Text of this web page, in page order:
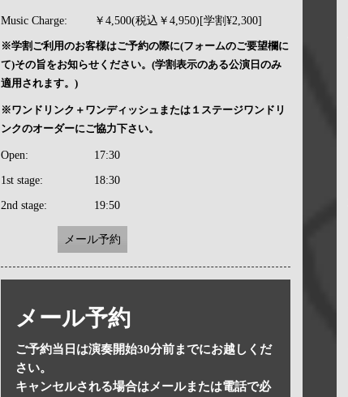
Music Charge: ￥4,500(税込￥4,950)[学割¥2,300]
※学割ご利用のお客様はご予約の際に(フォームのご要望欄に
て)その旨をお知らせください。(学割表示のある公演日のみ
適用されます。)
※ワンドリンク＋ワンディッシュまたは１ステージワンドリ
ンクのオーダーにご協力下さい。
Open: 17:30
1st stage: 18:30
2nd stage: 19:50
メール予約
メール予約
ご予約当日は演奏開始30分前までにお越しくだ
さい。
キャンセルされる場合はメールまたは電話で必